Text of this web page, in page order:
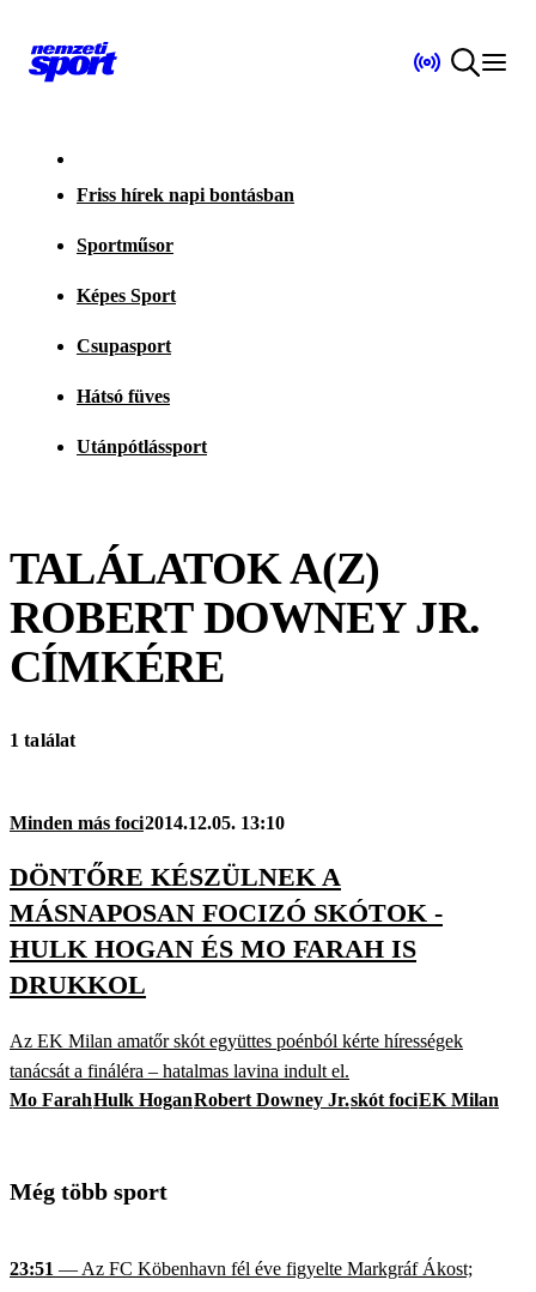
Friss hírek napi bontásban
Sportműsor
Képes Sport
Csupasport
Hátsó füves
Utánpótlássport
TALÁLATOK A(Z)
ROBERT DOWNEY JR.
CÍMKÉRE
1 találat
Minden más foci2014.12.05. 13:10
DÖNTŐRE KÉSZÜLNEK A
MÁSNAPOSAN FOCIZÓ SKÓTOK -
HULK HOGAN ÉS MO FARAH IS
DRUKKOL
Az EK Milan amatőr skót együttes poénból kérte hírességek
tanácsát a fináléra – hatalmas lavina indult el.
Mo FarahHulk HoganRobert Downey Jr.skót fociEK Milan
Még több sport
23:51 — Az FC Köbenhavn fél éve figyelte Markgráf Ákost;